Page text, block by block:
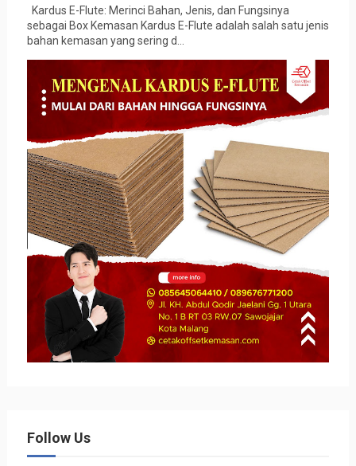
Kardus E-Flute: Merinci Bahan, Jenis, dan Fungsinya
sebagai Box Kemasan Kardus E-Flute adalah salah satu jenis
bahan kemasan yang sering d...
Follow Us